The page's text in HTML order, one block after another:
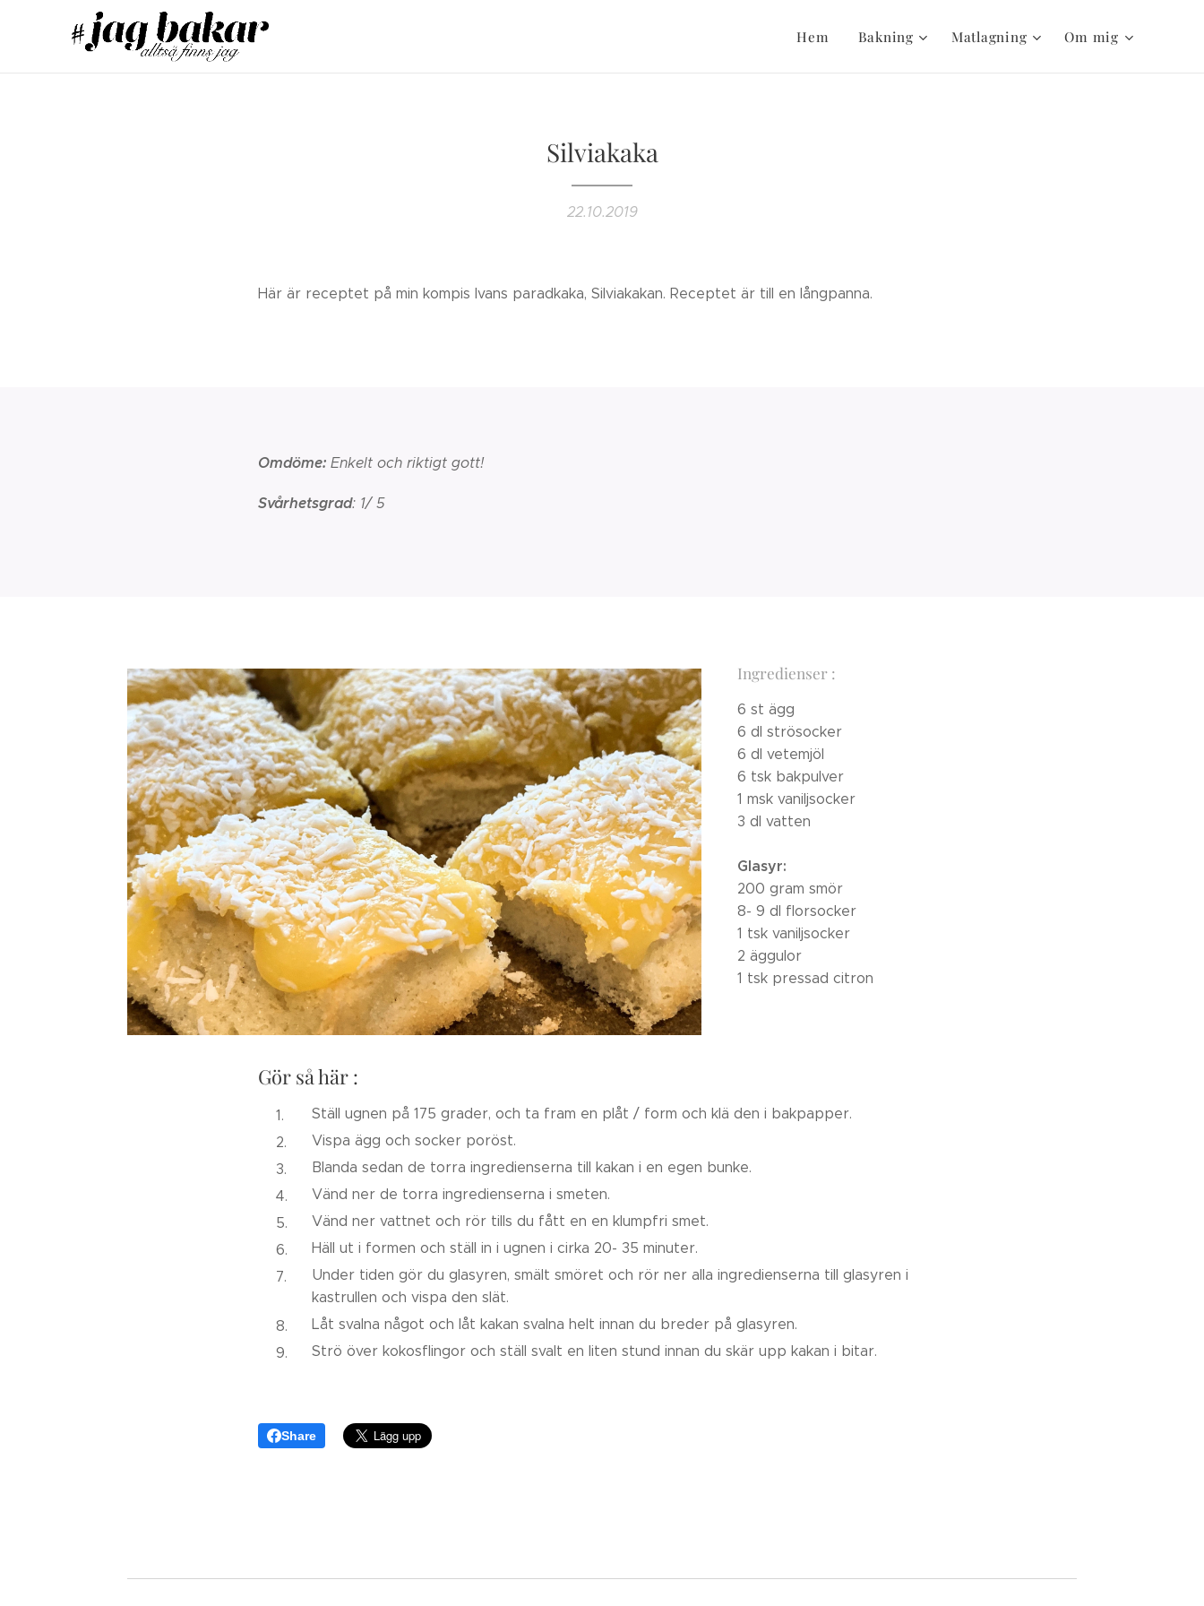
Hem Bakning Matlagning Om mig
Silviakaka
22.10.2019
Här är receptet på min kompis Ivans paradkaka, Silviakakan. Receptet är till en långpanna.
Omdöme: Enkelt och riktigt gott!
Svårhetsgrad: 1/ 5
Ingredienser :
6 st ägg
6 dl strösocker
6 dl vetemjöl
6 tsk bakpulver
1 msk vaniljsocker
3 dl vatten
Glasyr:
200 gram smör
8- 9 dl florsocker
1 tsk vaniljsocker
2 äggulor
1 tsk pressad citron
Gör så här :
Ställ ugnen på 175 grader, och ta fram en plåt / form och klä den i bakpapper.
Vispa ägg och socker poröst.
Blanda sedan de torra ingredienserna till kakan i en egen bunke.
Vänd ner de torra ingredienserna i smeten.
Vänd ner vattnet och rör tills du fått en en klumpfri smet.
Häll ut i formen och ställ in i ugnen i cirka 20- 35 minuter.
Under tiden gör du glasyren, smält smöret och rör ner alla ingredienserna till glasyren i
kastrullen och vispa den slät.
Låt svalna något och låt kakan svalna helt innan du breder på glasyren.
Strö över kokosflingor och ställ svalt en liten stund innan du skär upp kakan i bitar.
Share